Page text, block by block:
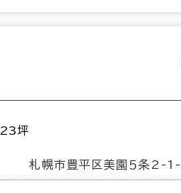
23坪
札幌市豊平区美園５条2-